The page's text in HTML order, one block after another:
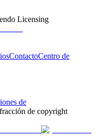
Licensing
ContactoCentro de
de
de copyright